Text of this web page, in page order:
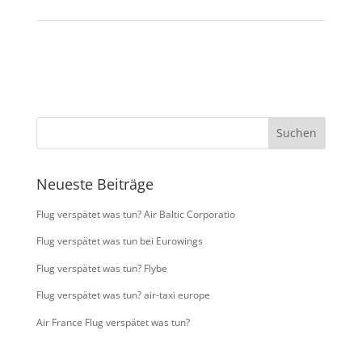
Neueste Beiträge
Flug verspätet was tun? Air Baltic Corporatio
Flug verspätet was tun bei Eurowings
Flug verspätet was tun? Flybe
Flug verspätet was tun? air-taxi europe
Air France Flug verspätet was tun?